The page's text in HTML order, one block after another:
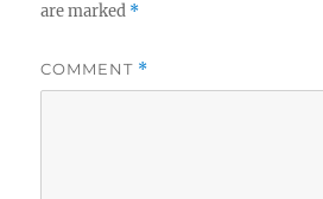
are marked *
COMMENT *